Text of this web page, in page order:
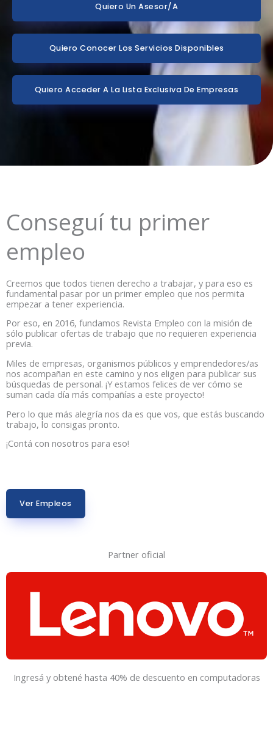
Quiero Un Asesor/a
Quiero Conocer Los Servicios Disponibles
Quiero Acceder A La Lista Exclusiva De Empresas
Conseguí tu primer
empleo
Creemos que todos tienen derecho a trabajar, y para eso es
fundamental pasar por un primer empleo que nos permita
empezar a tener experiencia.
Por eso, en 2016, fundamos Revista Empleo con la misión de
sólo publicar ofertas de trabajo que no requieren experiencia
previa.
Miles de empresas, organismos públicos y emprendedores/as
nos acompañan en este camino y nos eligen para publicar sus
búsquedas de personal. ¡Y estamos felices de ver cómo se
suman cada día más compañías a este proyecto!
Pero lo que más alegría nos da es que vos, que estás buscando
trabajo, lo consigas pronto.
¡Contá con nosotros para eso!
Ver Empleos
Partner oficial
Ingresá y obtené hasta 40% de descuento en computadoras